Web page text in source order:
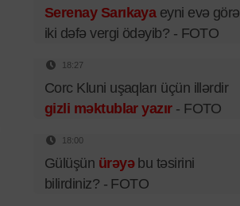
Serenay Sarıkayaeyni evə görə
iki dəfə vergi ödəyib? - FOTO
18:27
Corc Kluni uşaqları üçün illərdir
gizli məktublar yazır- FOTO
18:00
Gülüşün ürəyəbu təsirini
bilirdiniz? - FOTO